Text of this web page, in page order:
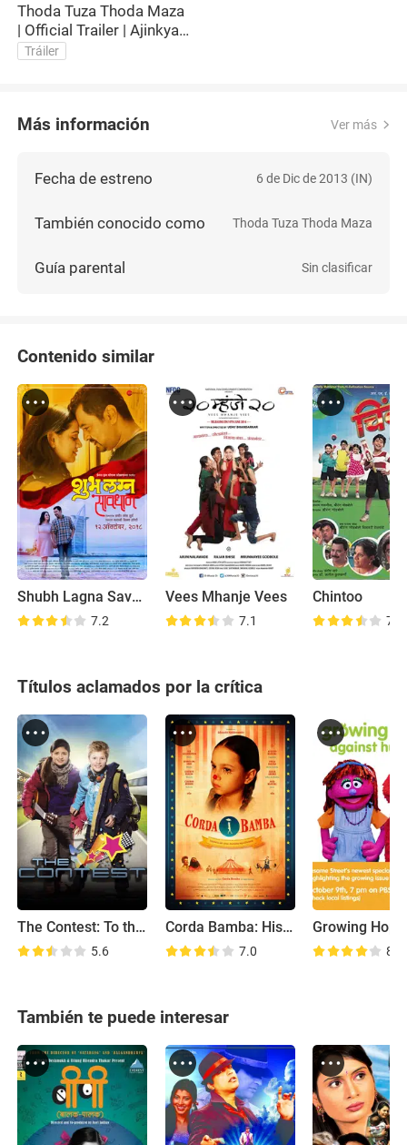
Thoda Tuza Thoda Maza
| Official Trailer | Ajinkya
Deo, Vikram Gokhale,
Tráiler
Más información Ver más
Fecha de estreno 6 de Dic de 2013 (IN)
También conocido como Thoda Tuza Thoda Maza
Guía parental Sin clasificar
Contenido similar
Shubh Lagna Savdhan
7.2
Vees Mhanje Vees
7.1
Chintoo
7.0
Títulos aclamados por la crítica
The Contest: To the Stars and Back
5.6
Corda Bamba: História de uma Menina Equilibrista
7.0 8.6
También te puede interesar